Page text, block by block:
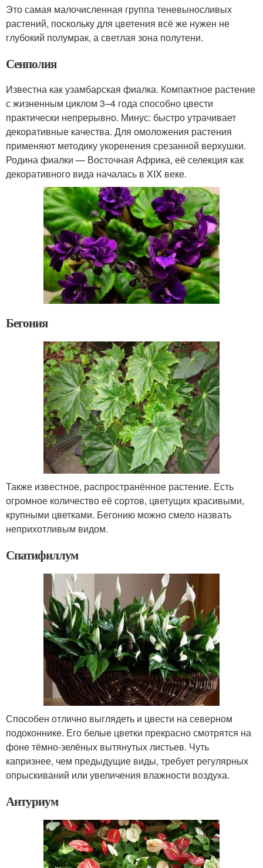
Это самая малочисленная группа теневыносливых
растений, поскольку для цветения всё же нужен не
глубокий полумрак, а светлая зона полутени.
Сенполия
Известна как узамбарская фиалка. Компактное растение
с жизненным циклом 3–4 года способно цвести
практически непрерывно. Минус: быстро утрачивает
декоративные качества. Для омоложения растения
применяют методику укоренения срезанной верхушки.
Родина фиалки — Восточная Африка, её селекция как
декоративного вида началась в XIX веке.
Бегония
Также известное, распространённое растение. Есть
огромное количество её сортов, цветущих красивыми,
крупными цветками. Бегонию можно смело назвать
неприхотливым видом.
Спатифиллум
Способен отлично выглядеть и цвести на северном
подоконнике. Его белые цветки прекрасно смотрятся на
фоне тёмно-зелёных вытянутых листьев. Чуть
капризнее, чем предыдущие виды, требует регулярных
опрыскиваний или увеличения влажности воздуха.
Антуриум